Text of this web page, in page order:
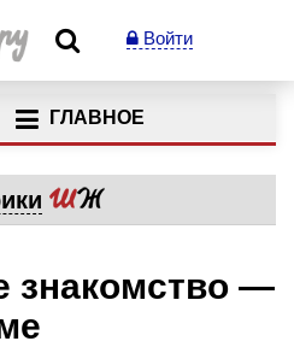
Войти
ГЛАВНОЕ
знакомство —